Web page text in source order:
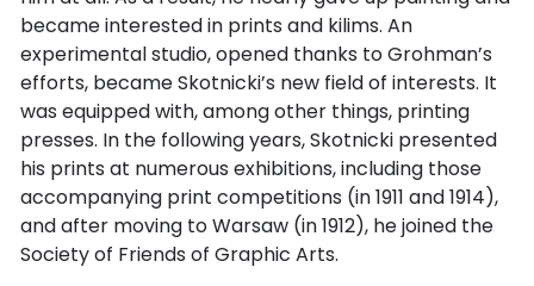
became interested in prints and kilims. An
experimental studio, opened thanks to Grohman’s
efforts, became Skotnicki’s new field of interests. It
was equipped with, among other things, printing
presses. In the following years, Skotnicki presented
his prints at numerous exhibitions, including those
accompanying print competitions (in 1911 and 1914),
and after moving to Warsaw (in 1912), he joined the
Society of Friends of Graphic Arts.